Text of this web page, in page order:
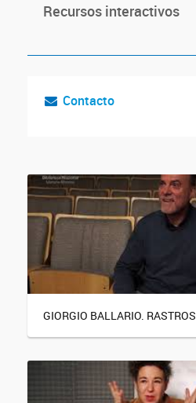
Recursos interactivos
Contacto
GIORGIO BALLARIO. RASTROS